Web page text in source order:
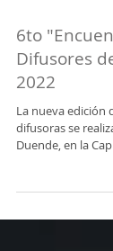
6to
Difusores
2022
Duende, en la